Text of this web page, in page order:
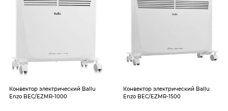
Конвектор электрический Ballu
Enzo BEC/EZMR-1000
Конвектор электрический Ballu
Enzo BEC/EZMR-1500